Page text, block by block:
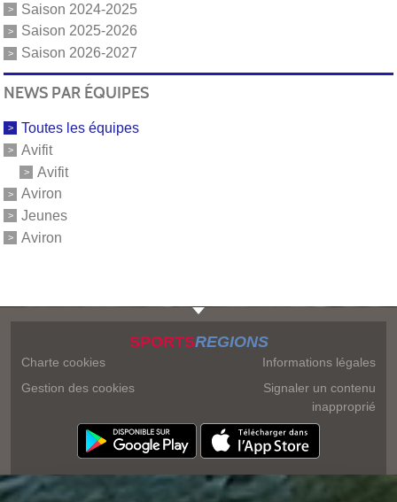
Saison 2024-2025
Saison 2025-2026
Saison 2026-2027
NEWS PAR ÉQUIPES
Toutes les équipes
Avifit
Avifit
Aviron
Jeunes
Aviron
SPORTSREGIONS
Charte cookies
Gestion des cookies
Informations légales
Signaler un contenu
inapproprié